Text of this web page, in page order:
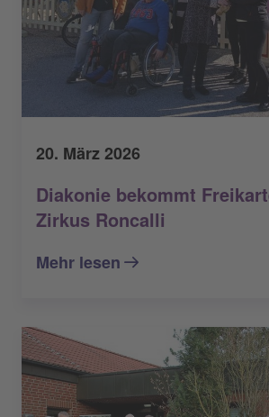
20. März 2026
Diakonie bekommt
Zirkus Roncalli
Mehr lesen